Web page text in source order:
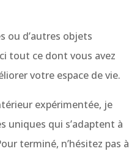
ou d’autres objets
tout ce dont vous avez
votre espace de vie.
expérimentée, je
uniques qui s’adaptent à
terminé, n’hésitez pas à